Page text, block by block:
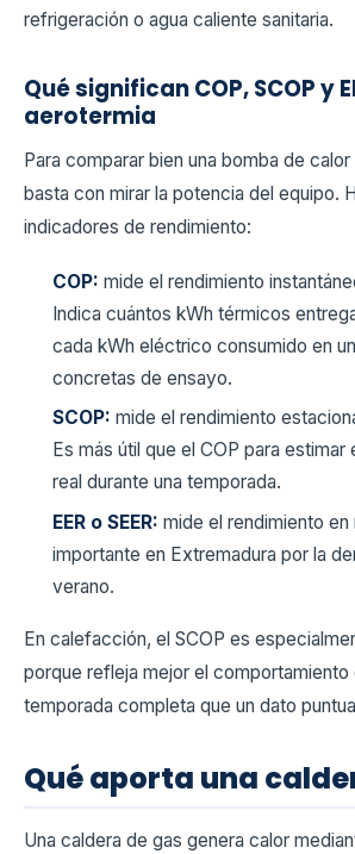
refrigeración o agua caliente sanitaria.
Qué significan COP, SCOP y
aerotermia
Para comparar bien una bomba de
basta con mirar la potencia del equipo.
indicadores de rendimiento:
COP: mide el rendimiento
Indica cuántos kWh térmicos
cada kWh eléctrico consumido en
concretas de ensayo.
SCOP: mide el rendimiento
Es más útil que el COP para
real durante una temporada.
EER o SEER: mide el rendimiento
importante en Extremadura por la
verano.
En calefacción, el SCOP es
porque refleja mejor el comportamiento
temporada completa que un dato
Qué aporta una
Una caldera de gas genera calor